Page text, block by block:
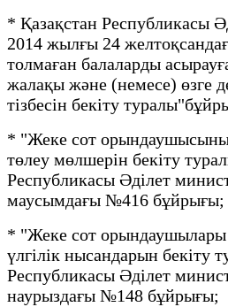
* Қазақстан Республикасы
2014 жылғы 24
толмаған балаларды
жалақы және (немесе) өзге
тізбесін бекіту
* "Жеке сот
төлеу мөлшерін бекіту
Республикасы Әділет
маусымдағы №416 бұйрығы;
* "Жеке сот
үлгілік нысандарын бекіту
Республикасы Әділет
наурыздағы №148 бұйрығы;